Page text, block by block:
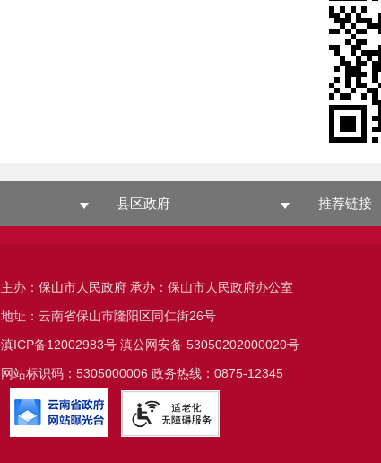
县区政府 推荐链接
主办：保山市人民政府 承办：保山市人民政府办公室
地址：云南省保山市隆阳区同仁街26号
滇ICP备12002983号滇公网安备 53050202000020号
网站标识码：5305000006 政务热线：0875-12345